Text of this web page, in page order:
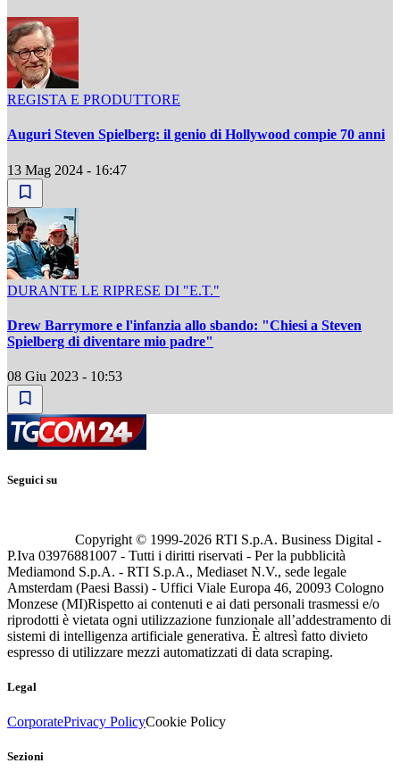
REGISTA E PRODUTTORE
Auguri Steven Spielberg: il genio di Hollywood compie 70 anni
13 Mag 2024 - 16:47
DURANTE LE RIPRESE DI "E.T."
Drew Barrymore e l'infanzia allo sbando: "Chiesi a Steven
Spielberg di diventare mio padre"
08 Giu 2023 - 10:53
Seguici su
Copyright © 1999-2026 RTI S.p.A. Business Digital -
P.Iva 03976881007 - Tutti i diritti riservati - Per la pubblicità
Mediamond S.p.A. - RTI S.p.A., Mediaset N.V., sede legale
Amsterdam (Paesi Bassi) - Uffici Viale Europa 46, 20093 Cologno
Monzese (MI)Rispetto ai contenuti e ai dati personali trasmessi e/o
riprodotti è vietata ogni utilizzazione funzionale all’addestramento di
sistemi di intelligenza artificiale generativa. È altresì fatto divieto
espresso di utilizzare mezzi automatizzati di data scraping.
Legal
CorporatePrivacy PolicyCookie Policy
Sezioni